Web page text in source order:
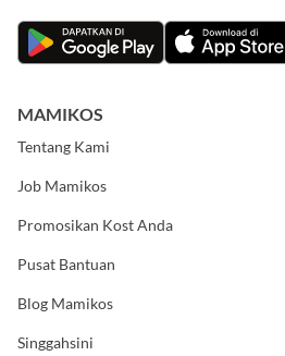
MAMIKOS
Tentang Kami
Job Mamikos
Promosikan Kost Anda
Pusat Bantuan
Blog Mamikos
Singgahsini